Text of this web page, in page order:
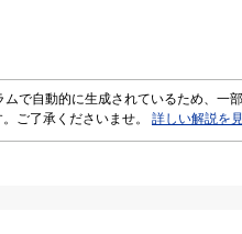
で自動的に生成されているため、一
ご了承くださいませ。 詳しい解説を